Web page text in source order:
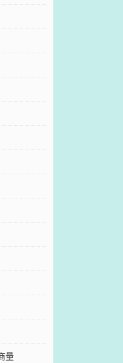
量